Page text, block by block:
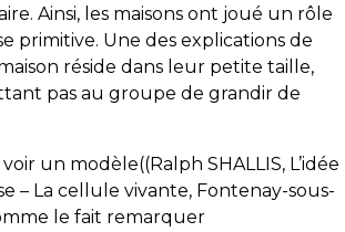
Ainsi, les maisons ont joué un rôle
primitive. Une des explications de
réside dans leur petite taille,
pas au groupe de grandir de
un modèle((Ralph SHALLIS, L’idée
– La cellule vivante, Fontenay-sous-
le fait remarquer